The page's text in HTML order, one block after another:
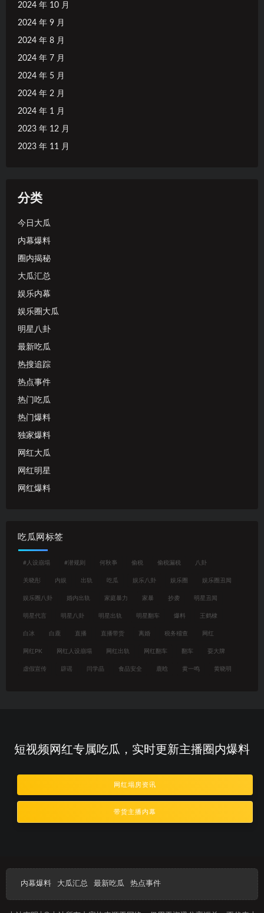
2024 年 10 月
2024 年 9 月
2024 年 8 月
2024 年 7 月
2024 年 5 月
2024 年 2 月
2024 年 1 月
2023 年 12 月
2023 年 11 月
分类
今日大瓜
内幕爆料
圈内揭秘
大瓜汇总
娱乐内幕
娱乐圈大瓜
明星八卦
最新吃瓜
热搜追踪
热点事件
热门吃瓜
热门爆料
独家爆料
网红大瓜
网红明星
网红爆料
吃瓜网标签
#人设崩塌 #潜规则 何秋亊 偷税 偷税漏税 八卦
关晓彤 内娱 出轨 吃瓜 娱乐八卦 娱乐圈 娱乐圈丑闻
娱乐圈八卦 婚内出轨 家庭暴力 家暴 抄袭 明星丑闻
明星代言 明星八卦 明星出轨 明星翻车 爆料 王鹤棣
白冰 白鹿 直播 直播带货 离婚 税务稽查 网红
网红PK 网红人设崩塌 网红出轨 网红翻车 翻车 耍大牌
虚假宣传 辟谣 闫学晶 食品安全 鹿晗 黄一鸣 黄晓明
短视频网红专属吃瓜，实时更新主播圈内爆料
网红塌房资讯
带货主播内幕
内幕爆料 大瓜汇总 最新吃瓜 热点事件